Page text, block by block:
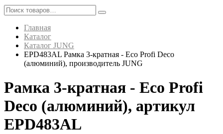
Главная
Каталог
Каталог JUNG
EPD483AL Рамка 3-кратная - Eco Profi Deco
(алюминий), производитель JUNG
Рамка 3-кратная - Eco Profi
Deco (алюминий), артикул
EPD483AL